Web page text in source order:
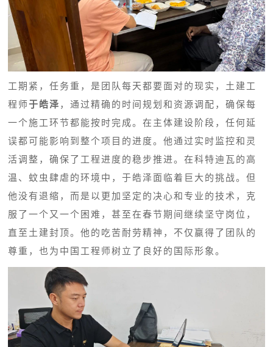
工期紧，任务重，是团队每天都要面对的现实，土建工
程师于皓泽 ，通过精确的时间规划和资源调配，确保每
一个施工环节都能按时完成。在主体建设阶段，任何延
误都可能影响到整个项目的进度。他通过实时监控和灵
活调整，确保了工程进度的稳步推进。在科特迪瓦的高
温、蚊虫肆虐的环境中，于皓泽面临着巨大的挑战。但
他没有退缩，而是以更加坚定的决心和专业的技术，克
服了一个又一个困难，甚至在春节期间继续坚守岗位，
直至土建封顶。他的吃苦耐劳精神，不仅赢得了团队的
尊重，也为中国工程师树立了良好的国际形象。